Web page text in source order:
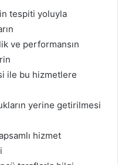
tespiti yoluyla
ve performansın
ile bu hizmetlere
yerine getirilmesi
hizmet